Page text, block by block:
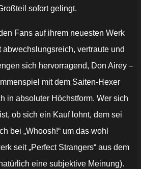
sofort gelingt.
Fans auf ihrem neuesten Werk
vertraute und
sich hervorragend, Don Airey –
mit dem Saiten-Hexer
in absoluter Höchstform. Wer sich
ob sich ein Kauf lohnt, dem sei
bei „Whoosh!“ um das wohl
seit „Perfect Strangers“ aus dem
eine subjektive Meinung).